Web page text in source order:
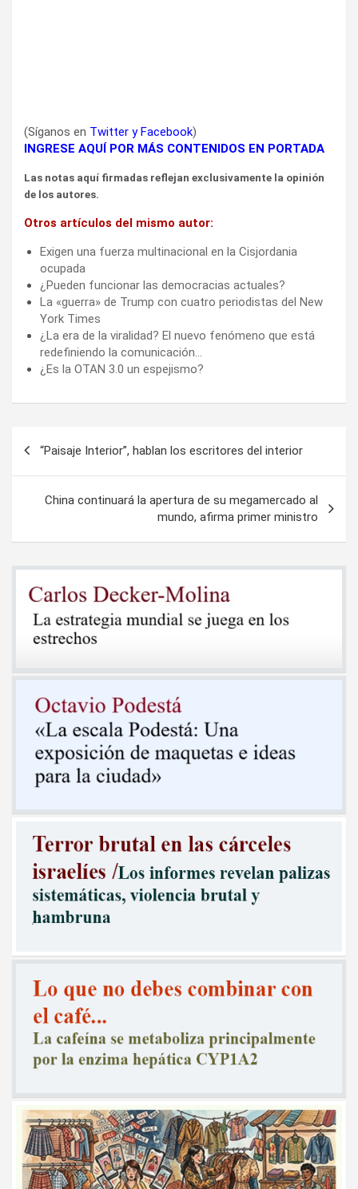
(Síganos en Twitter yFacebook)
INGRESE AQUÍ POR MÁS CONTENIDOS EN PORTADA
Las notas aquí firmadas reflejan exclusivamente la opinión
de los autores.
Otros artículos del mismo autor:
Exigen una fuerza multinacional en la Cisjordania
ocupada
¿Pueden funcionar las democracias actuales?
La «guerra» de Trump con cuatro periodistas del New
York Times
¿La era de la viralidad? El nuevo fenómeno que está
redefiniendo la comunicación…
¿Es la OTAN 3.0 un espejismo?
entradas
“Paisaje Interior”, hablan los escritores del interior
China continuará la apertura de su megamercado al
mundo, afirma primer ministro